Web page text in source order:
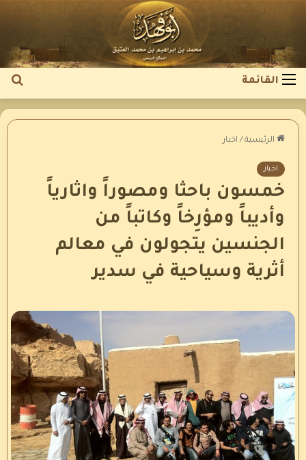
القائمة
الرئيسية / اخبار
اخبار
خمسون باحثا ومصوراً واثارياً
وأديباً ومؤرِخاً وكاتباً من
الجنسين يتجولون في معالم
أثرية وسياحية في سدير